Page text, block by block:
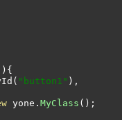
( "button1" ),
yone . MyClass ();